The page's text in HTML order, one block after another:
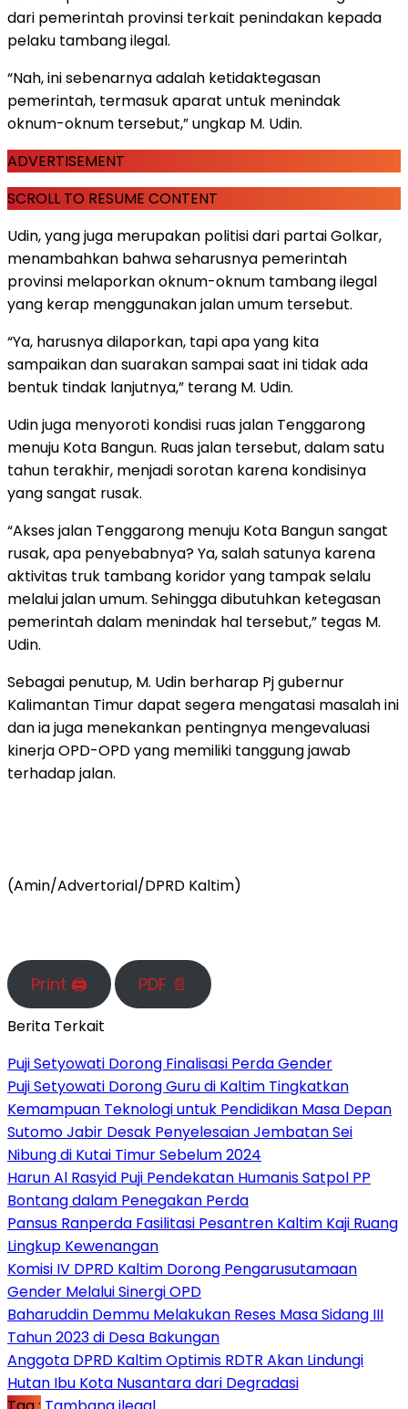
dari pemerintah provinsi terkait penindakan kepada
pelaku tambang ilegal.
“Nah, ini sebenarnya adalah ketidaktegasan
pemerintah, termasuk aparat untuk menindak
oknum-oknum tersebut,” ungkap M. Udin.
ADVERTISEMENT
SCROLL TO RESUME CONTENT
Udin, yang juga merupakan politisi dari partai Golkar,
menambahkan bahwa seharusnya pemerintah
provinsi melaporkan oknum-oknum tambang ilegal
yang kerap menggunakan jalan umum tersebut.
“Ya, harusnya dilaporkan, tapi apa yang kita
sampaikan dan suarakan sampai saat ini tidak ada
bentuk tindak lanjutnya,” terang M. Udin.
Udin juga menyoroti kondisi ruas jalan Tenggarong
menuju Kota Bangun. Ruas jalan tersebut, dalam satu
tahun terakhir, menjadi sorotan karena kondisinya
yang sangat rusak.
“Akses jalan Tenggarong menuju Kota Bangun sangat
rusak, apa penyebabnya? Ya, salah satunya karena
aktivitas truk tambang koridor yang tampak selalu
melalui jalan umum. Sehingga dibutuhkan ketegasan
pemerintah dalam menindak hal tersebut,” tegas M.
Udin.
Sebagai penutup, M. Udin berharap Pj gubernur
Kalimantan Timur dapat segera mengatasi masalah ini
dan ia juga menekankan pentingnya mengevaluasi
kinerja OPD-OPD yang memiliki tanggung jawab
terhadap jalan.
(Amin/Advertorial/DPRD Kaltim)
Print 🖨 PDF 📄
Berita Terkait
Puji Setyowati Dorong Finalisasi Perda Gender
Puji Setyowati Dorong Guru di Kaltim Tingkatkan
Kemampuan Teknologi untuk Pendidikan Masa Depan
Sutomo Jabir Desak Penyelesaian Jembatan Sei
Nibung di Kutai Timur Sebelum 2024
Harun Al Rasyid Puji Pendekatan Humanis Satpol PP
Bontang dalam Penegakan Perda
Pansus Ranperda Fasilitasi Pesantren Kaltim Kaji Ruang
Lingkup Kewenangan
Komisi IV DPRD Kaltim Dorong Pengarusutamaan
Gender Melalui Sinergi OPD
Baharuddin Demmu Melakukan Reses Masa Sidang III
Tahun 2023 di Desa Bakungan
Anggota DPRD Kaltim Optimis RDTR Akan Lindungi
Hutan Ibu Kota Nusantara dari Degradasi